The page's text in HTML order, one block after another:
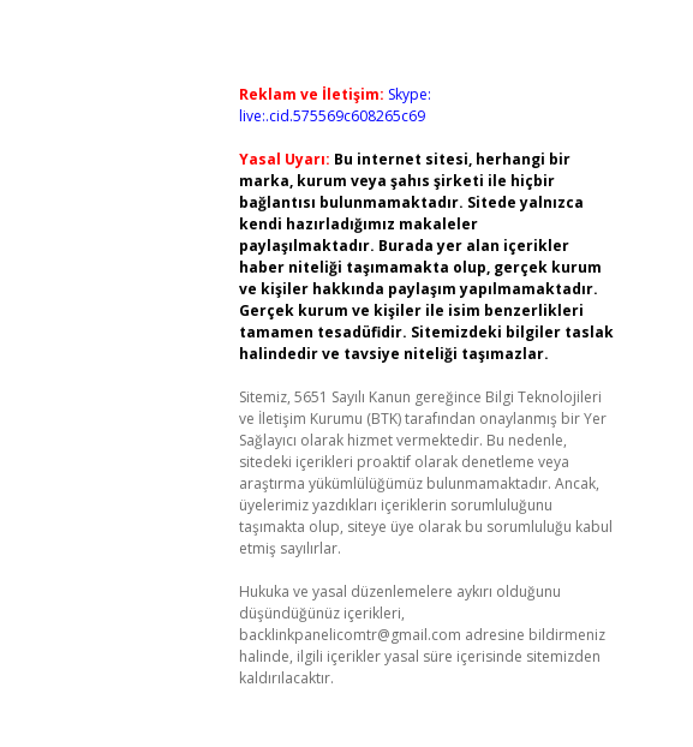
Reklam ve İletişim: Skype:
live:.cid.575569c608265c69
Yasal Uyarı: Bu internet sitesi, herhangi bir
marka, kurum veya şahıs şirketi ile hiçbir
bağlantısı bulunmamaktadır. Sitede yalnızca
kendi hazırladığımız makaleler
paylaşılmaktadır. Burada yer alan içerikler
haber niteliği taşımamakta olup, gerçek kurum
ve kişiler hakkında paylaşım yapılmamaktadır.
Gerçek kurum ve kişiler ile isim benzerlikleri
tamamen tesadüfidir. Sitemizdeki bilgiler taslak
halindedir ve tavsiye niteliği taşımazlar.
Sitemiz, 5651 Sayılı Kanun gereğince Bilgi Teknolojileri
ve İletişim Kurumu (BTK) tarafından onaylanmış bir Yer
Sağlayıcı olarak hizmet vermektedir. Bu nedenle,
sitedeki içerikleri proaktif olarak denetleme veya
araştırma yükümlülüğümüz bulunmamaktadır. Ancak,
üyelerimiz yazdıkları içeriklerin sorumluluğunu
taşımakta olup, siteye üye olarak bu sorumluluğu kabul
etmiş sayılırlar.
Hukuka ve yasal düzenlemelere aykırı olduğunu
düşündüğünüz içerikleri,
backlinkpanelicomtr@gmail.com adresine bildirmeniz
halinde, ilgili içerikler yasal süre içerisinde sitemizden
kaldırılacaktır.